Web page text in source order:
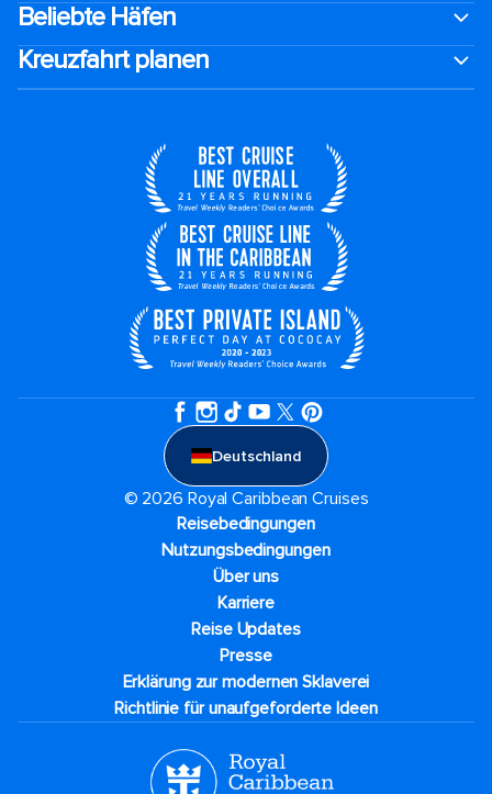
Beliebte Häfen
Kreuzfahrt planen
Deutschland
© 2026 Royal Caribbean Cruises
Reisebedingungen
Nutzungsbedingungen
Über uns
Karriere​
Reise Updates​
Presse
Erklärung zur modernen Sklaverei
Richtlinie für unaufgeforderte Ideen